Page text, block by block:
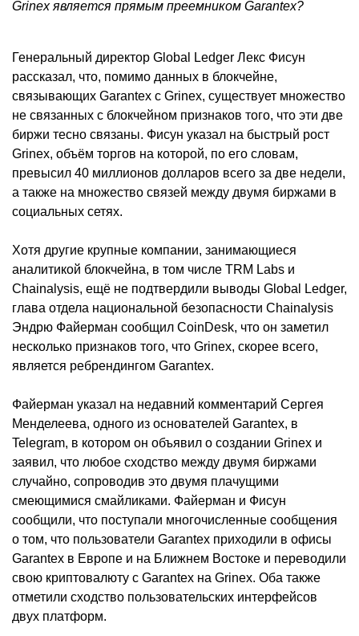
Grinex является прямым преемником Garantex?
Генеральный директор Global Ledger Лекс Фисун
рассказал, что, помимо данных в блокчейне,
связывающих Garantex с Grinex, существует множество
не связанных с блокчейном признаков того, что эти две
биржи тесно связаны. Фисун указал на быстрый рост
Grinex, объём торгов на которой, по его словам,
превысил 40 миллионов долларов всего за две недели,
а также на множество связей между двумя биржами в
социальных сетях.
Хотя другие крупные компании, занимающиеся
аналитикой блокчейна, в том числе TRM Labs и
Chainalysis, ещё не подтвердили выводы Global Ledger,
глава отдела национальной безопасности Chainalysis
Эндрю Файерман сообщил CoinDesk, что он заметил
несколько признаков того, что Grinex, скорее всего,
является ребрендингом Garantex.
Файерман указал на недавний комментарий Сергея
Менделеева, одного из основателей Garantex, в
Telegram, в котором он объявил о создании Grinex и
заявил, что любое сходство между двумя биржами
случайно, сопроводив это двумя плачущими
смеющимися смайликами. Файерман и Фисун
сообщили, что поступали многочисленные сообщения
о том, что пользователи Garantex приходили в офисы
Garantex в Европе и на Ближнем Востоке и переводили
свою криптовалюту с Garantex на Grinex. Оба также
отметили сходство пользовательских интерфейсов
двух платформ.